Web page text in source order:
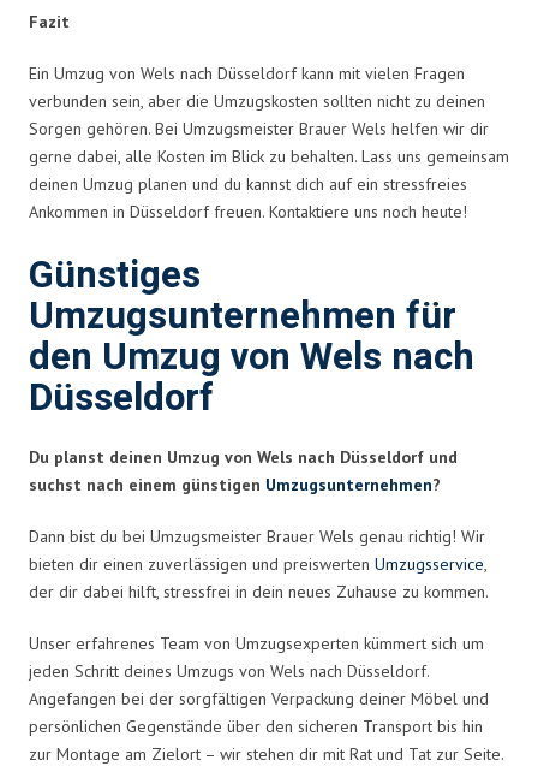
Fazit
Ein Umzug von Wels nach Düsseldorf kann mit vielen Fragen
verbunden sein, aber die Umzugskosten sollten nicht zu deinen
Sorgen gehören. Bei Umzugsmeister Brauer Wels helfen wir dir
gerne dabei, alle Kosten im Blick zu behalten. Lass uns gemeinsam
deinen Umzug planen und du kannst dich auf ein stressfreies
Ankommen in Düsseldorf freuen. Kontaktiere uns noch heute!
Günstiges
Umzugsunternehmen für
den Umzug von Wels nach
Düsseldorf
Du planst deinen Umzug von Wels nach Düsseldorf und
suchst nach einem günstigen Umzugsunternehmen?
Dann bist du bei Umzugsmeister Brauer Wels genau richtig! Wir
bieten dir einen zuverlässigen und preiswerten Umzugsservice,
der dir dabei hilft, stressfrei in dein neues Zuhause zu kommen.
Unser erfahrenes Team von Umzugsexperten kümmert sich um
jeden Schritt deines Umzugs von Wels nach Düsseldorf.
Angefangen bei der sorgfältigen Verpackung deiner Möbel und
persönlichen Gegenstände über den sicheren Transport bis hin
zur Montage am Zielort – wir stehen dir mit Rat und Tat zur Seite.